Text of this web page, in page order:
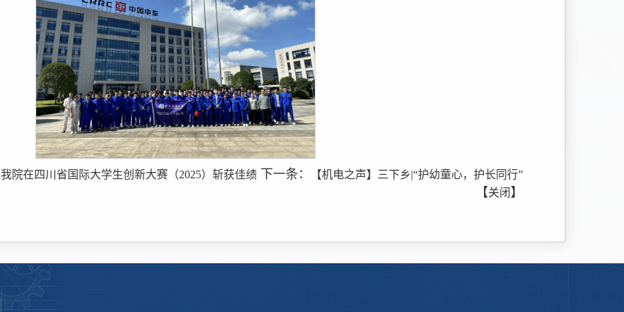
我院在四川省国际大学生创新大赛（2025）斩获佳绩 下一条： 【机电之声】三下乡|“护幼童心，护长同行”
【关闭 】